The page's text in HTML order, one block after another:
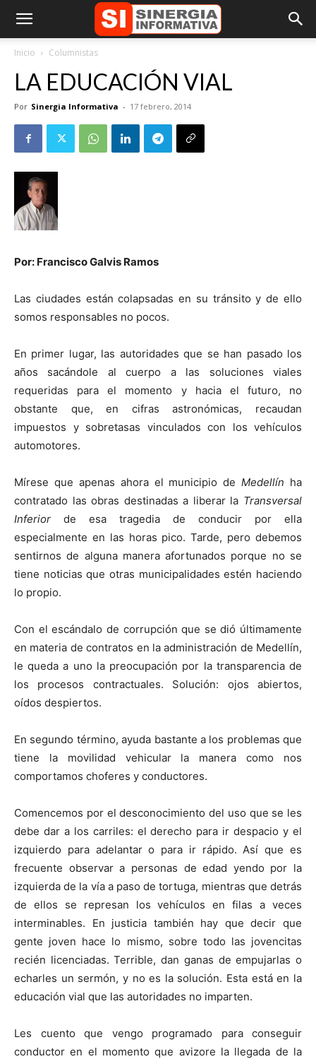
Inicio Columnistas
LA EDUCACIÓN VIAL
Por Sinergia Informativa - 17 febrero, 2014
Por: Francisco Galvis Ramos
Las ciudades están colapsadas en su tránsito y de ello
somos responsables no pocos.
En primer lugar, las autoridades que se han pasado los
años sacándole al cuerpo a las soluciones viales
requeridas para el momento y hacia el futuro, no
obstante que, en cifras astronómicas, recaudan
impuestos y sobretasas vinculados con los vehículos
automotores.
Mírese que apenas ahora el municipio deMedellín ha
contratado las obras destinadas a liberar la Transversal
Inferior de esa tragedia de conducir por ella
especialmente en las horas pico. Tarde, pero debemos
sentirnos de alguna manera afortunados porque no se
tiene noticias que otras municipalidades estén haciendo
lo propio.
Con el escándalo de corrupción que se dió últimamente
en materia de contratos en la administración de Medellín,
le queda a uno la preocupación por la transparencia de
los procesos contractuales. Solución: ojos abiertos,
oídos despiertos.
En segundo término, ayuda bastante a los problemas que
tiene la movilidad vehicular la manera como nos
comportamos choferes y conductores.
Comencemos por el desconocimiento del uso que se les
debe dar a los carriles: el derecho para ir despacio y el
izquierdo para adelantar o para ir rápido. Así que es
frecuente observar a personas de edad yendo por la
izquierda de la vía a paso de tortuga, mientras que detrás
de ellos se represan los vehículos en filas a veces
interminables. En justicia también hay que decir que
gente joven hace lo mismo, sobre todo las jovencitas
recién licenciadas. Terrible, dan ganas de empujarlas o
echarles un sermón, y no es la solución. Esta está en la
educación vial que las autoridades no imparten.
Les cuento que vengo programado para conseguir
conductor en el momento que avizore la llegada de la